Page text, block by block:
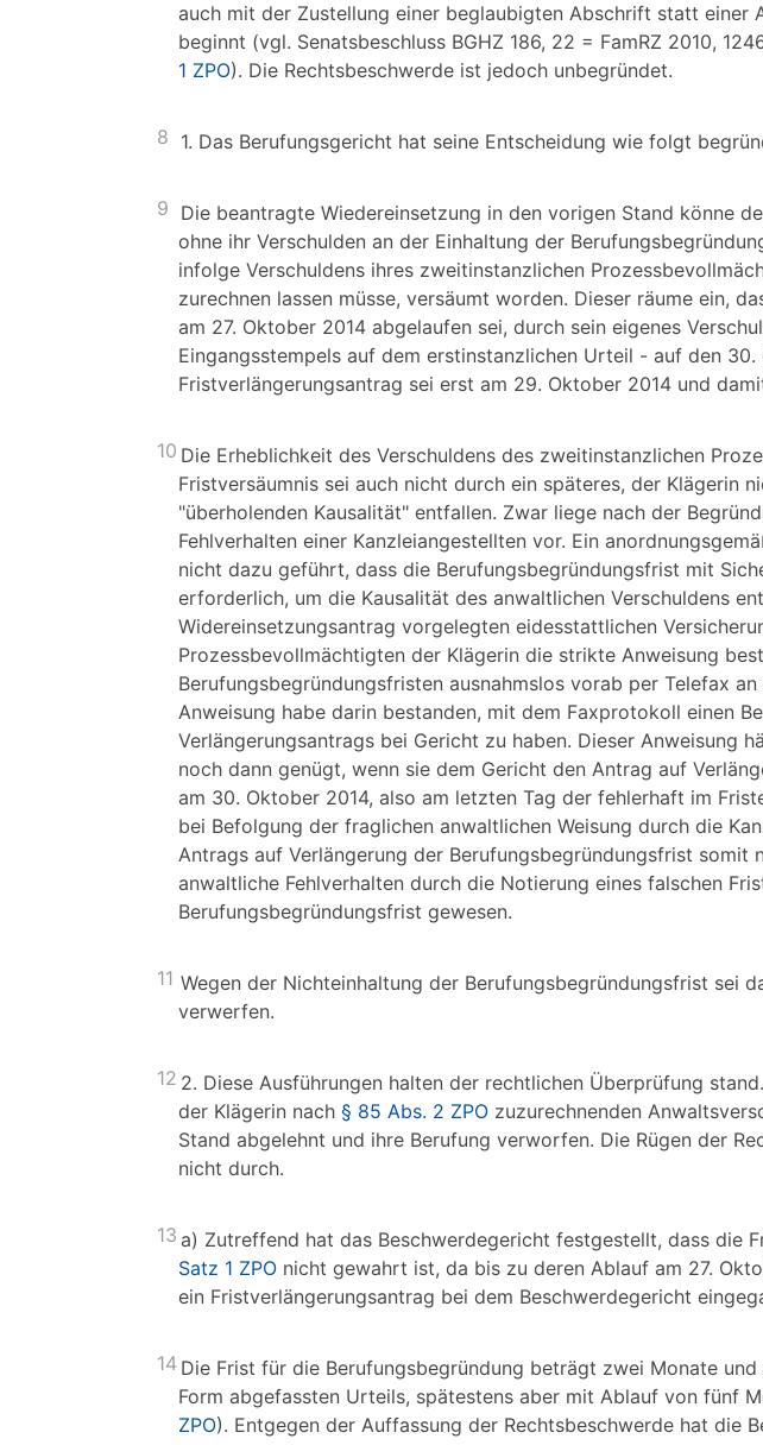
auch mit der Zustellung einer beglaubigten Abschrift statt einer
beginnt (vgl. Senatsbeschluss BGHZ 186, 22 = FamRZ 2010,
1 ZPO). Die Rechtsbeschwerde ist jedoch unbegründet.
8 1. Das Berufungsgericht hat seine Entscheidung wie folgt
9 Die beantragte Wiedereinsetzung in den vorigen Stand könne
ohne ihr Verschulden an der Einhaltung der
infolge Verschuldens ihres zweitinstanzlichen
zurechnen lassen müsse, versäumt worden. Dieser räume ein,
am 27. Oktober 2014 abgelaufen sei, durch sein eigenes
Eingangsstempels auf dem erstinstanzlichen Urteil - auf den
Fristverlängerungsantrag sei erst am 29. Oktober 2014 und
10 Die Erheblichkeit des Verschuldens des zweitinstanzlichen
Fristversäumnis sei auch nicht durch ein späteres, der Klägerin
"überholenden Kausalität" entfallen. Zwar liege nach der
Fehlverhalten einer Kanzleiangestellten vor. Ein
nicht dazu geführt, dass die Berufungsbegründungsfrist mit
erforderlich, um die Kausalität des anwaltlichen Verschuldens
Widereinsetzungsantrag vorgelegten eidesstattlichen
Prozessbevollmächtigten der Klägerin die strikte Anweisung
Berufungsbegründungsfristen ausnahmslos vorab per Telefax
Anweisung habe darin bestanden, mit dem Faxprotokoll einen
Verlängerungsantrags bei Gericht zu haben. Dieser Anweisung
noch dann genügt, wenn sie dem Gericht den Antrag auf
am 30. Oktober 2014, also am letzten Tag der fehlerhaft im
bei Befolgung der fraglichen anwaltlichen Weisung durch die
Antrags auf Verlängerung der Berufungsbegründungsfrist somit
anwaltliche Fehlverhalten durch die Notierung eines falschen
Berufungsbegründungsfrist gewesen.
11 Wegen der Nichteinhaltung der Berufungsbegründungsfrist sei
verwerfen.
12 2. Diese Ausführungen halten der rechtlichen Überprüfung
der Klägerin nach § 85 Abs. 2 ZPO zuzurechnenden
Stand abgelehnt und ihre Berufung verworfen. Die Rügen der
nicht durch.
13 a) Zutreffend hat das Beschwerdegericht festgestellt, dass die
Satz 1 ZPO nicht gewahrt ist, da bis zu deren Ablauf am 27.
ein Fristverlängerungsantrag bei dem Beschwerdegericht
14 Die Frist für die Berufungsbegründung beträgt zwei Monate
Form abgefassten Urteils, spätestens aber mit Ablauf von fünf
ZPO). Entgegen der Auffassung der Rechtsbeschwerde hat die